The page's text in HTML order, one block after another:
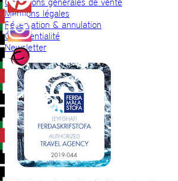
Mentions légales
Réservation & annulation
Confidentialité
Newsletter